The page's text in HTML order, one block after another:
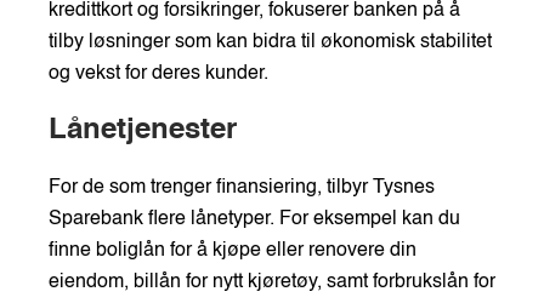
kredittkort og forsikringer, fokuserer banken på å
tilby løsninger som kan bidra til økonomisk stabilitet
og vekst for deres kunder.
Lånetjenester
For de som trenger finansiering, tilbyr Tysnes
Sparebank flere lånetyper. For eksempel kan du
finne boliglån for å kjøpe eller renovere din
eiendom, billån for nytt kjøretøy, samt forbrukslån for